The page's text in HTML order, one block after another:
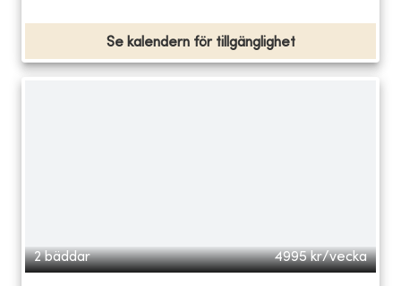
Se kalendern för tillgänglighet
2 bäddar 4995 kr/vecka